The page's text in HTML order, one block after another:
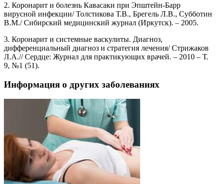
2. Коронарит и болезнь Кавасаки при Эпштейн-Барр
вирусной инфекции/ Толстикова Т.В., Брегель Л.В., Субботин
В.М./ Сибирский медицинский журнал (Иркутск). – 2005.
3. Коронарит и системные васкулиты. Диагноз,
дифференциальный диагноз и стратегия лечения/ Стрижаков
Л.А.// Сердце: Журнал для практикующих врачей. – 2010 – Т.
9, №1 (51).
Информация о других заболеваниях